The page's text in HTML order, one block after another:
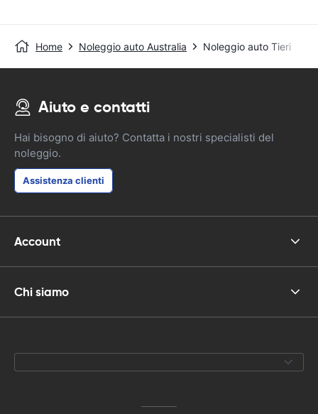
Home Noleggio auto Australia Noleggio auto Tieri
Aiuto e contatti
Hai bisogno di aiuto? Contatta i nostri specialisti del
noleggio.
Assistenza clienti
Account
Chi siamo